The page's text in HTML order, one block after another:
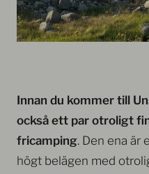
Innan du kommer till
också ett par otroligt
fricamping. Den ena är
högt belägen med